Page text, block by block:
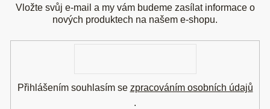
Vložte svůj e-mail a my vám budeme zasílat informace o
nových produktech na našem e-shopu.
Přihlášením souhlasím se zpracováním osobních údajů
.